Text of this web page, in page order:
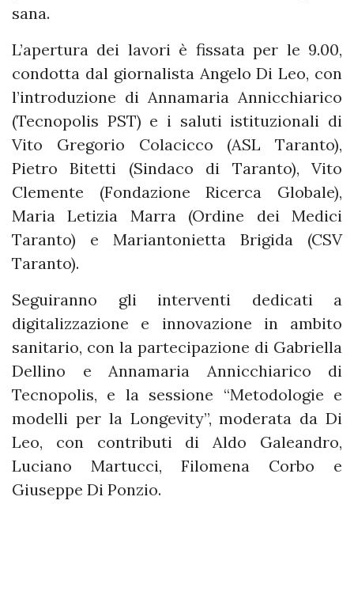
sana.
L’apertura dei lavori è fissata per le 9.00,
condotta dal giornalista Angelo Di Leo, con
l’introduzione di Annamaria Annicchiarico
(Tecnopolis PST) e i saluti istituzionali di
Vito Gregorio Colacicco (ASL Taranto),
Pietro Bitetti (Sindaco di Taranto), Vito
Clemente (Fondazione Ricerca Globale),
Maria Letizia Marra (Ordine dei Medici
Taranto) e Mariantonietta Brigida (CSV
Taranto).
Seguiranno gli interventi dedicati a
digitalizzazione e innovazione in ambito
sanitario, con la partecipazione di Gabriella
Dellino e Annamaria Annicchiarico di
Tecnopolis, e la sessione “Metodologie e
modelli per la Longevity”, moderata da Di
Leo, con contributi di Aldo Galeandro,
Luciano Martucci, Filomena Corbo e
Giuseppe Di Ponzio.